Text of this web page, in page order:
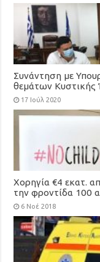
Συνάντηση με
θεμάτων Κυστικής
17 Ιούλ 2020
Χορηγία €4 εκατ.
την φροντίδα 100
6 Νοέ 2018